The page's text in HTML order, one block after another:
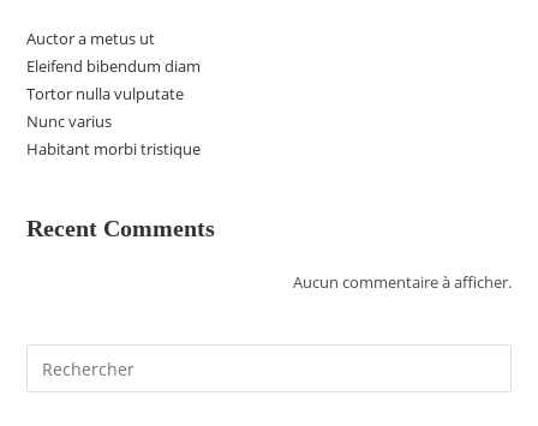
Auctor a metus ut
Eleifend bibendum diam
Tortor nulla vulputate
Nunc varius
Habitant morbi tristique
Recent Comments
Aucun commentaire à afficher.